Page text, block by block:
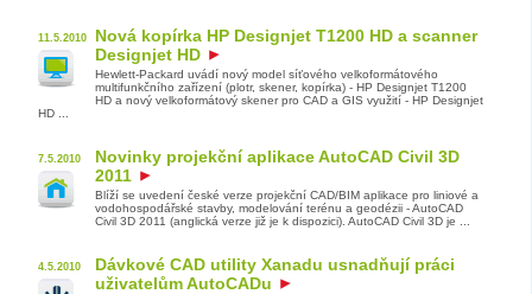
11.5.2010
Nová kopírka HP Designjet T1200 HD a scanner
Designjet HD
Hewlett-Packard uvádí nový model síťového velkoformátového
multifunkčního zařízení (plotr, skener, kopírka) - HP Designjet T1200
HD a nový velkoformátový skener pro CAD a GIS využití - HP Designjet
HD ...
7.5.2010
Novinky projekční aplikace AutoCAD Civil 3D
2011
Blíží se uvedení české verze projekční CAD/BIM aplikace pro liniové a
vodohospodářské stavby, modelování terénu a geodézii - AutoCAD
Civil 3D 2011 (anglická verze již je k dispozici). AutoCAD Civil 3D je ...
4.5.2010
Dávkové CAD utility Xanadu usnadňují práci
uživatelům AutoCADu